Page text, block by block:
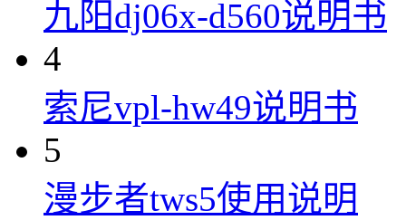
九阳dj06x-d560说明书
4
索尼vpl-hw49说明书
5
漫步者tws5使用说明